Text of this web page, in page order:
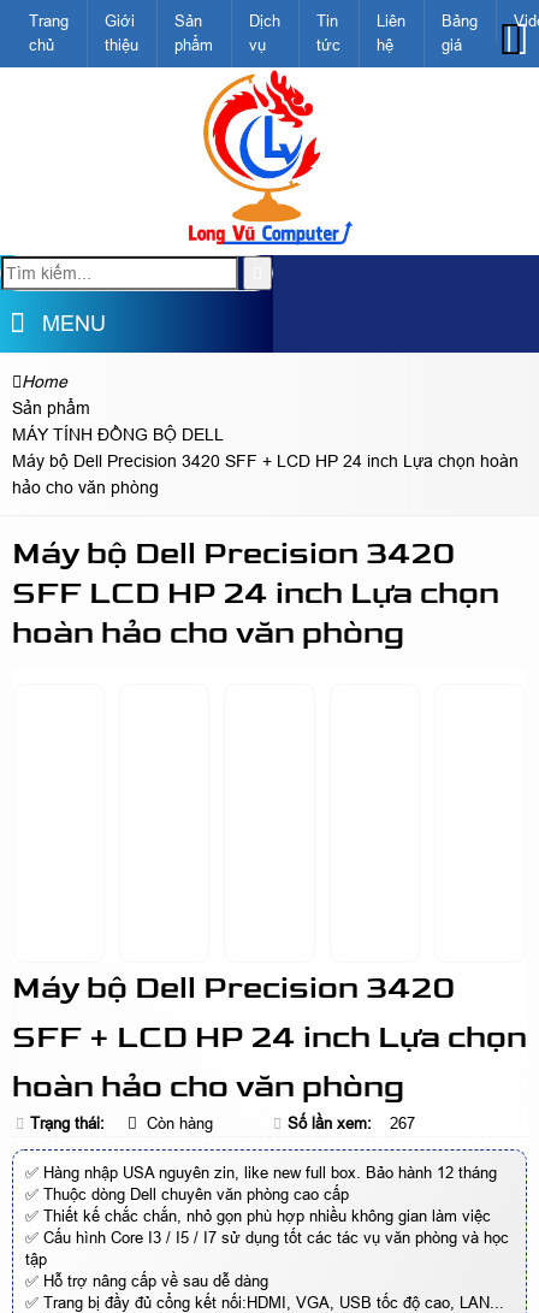
Trang
chủ
Giới
thiệu
Sản
phẩm
Dịch
vụ
Tin
tức
Liên
hệ
Bảng
giá
MENU
Home
Sản phẩm
MÁY TÍNH ĐỒNG BỘ DELL
Máy bộ Dell Precision 3420 SFF + LCD HP 24 inch Lựa chọn hoàn
hảo cho văn phòng
Máy bộ Dell Precision 3420
SFF LCD HP 24 inch Lựa chọn
hoàn hảo cho văn phòng
Máy bộ Dell Precision 3420
SFF + LCD HP 24 inch Lựa chọn
hoàn hảo cho văn phòng
Trạng thái: Còn hàng Số lần xem: 267
✅ Hàng nhập USA nguyên zin, like new full box. Bảo hành 12 tháng
✅ Thuộc dòng Dell chuyên văn phòng cao cấp
✅ Thiết kế chắc chắn, nhỏ gọn phù hợp nhiều không gian làm việc
✅ Cấu hình Core I3 / I5 / I7 sử dụng tốt các tác vụ văn phòng và học
tập
✅ Hỗ trợ nâng cấp về sau dễ dàng
✅ Trang bị đầy đủ cổng kết nối:HDMI, VGA, USB tốc độ cao, LAN...